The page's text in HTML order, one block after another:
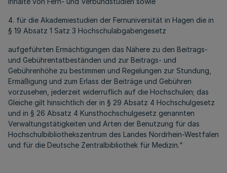
4. für die Akademiestudien der Fernuniversität in Hagen die in
§ 19 Absatz 1 Satz 3 Hochschulabgabengesetz
aufgeführten Ermächtigungen das Nähere zu den Beitrags-
und Gebührentatbeständen und zur Beitrags- und
Gebührenhöhe zu bestimmen und Regelungen zur Stundung,
Ermäßigung und zum Erlass der Beiträge und Gebühren
vorzusehen, jederzeit widerruflich auf die Hochschulen; das
Gleiche gilt hinsichtlich der in § 29 Absatz 4 Hochschulgesetz
und in § 26 Absatz 4 Kunsthochschulgesetz genannten
Verwaltungstätigkeiten und Arten der Benutzung für das
Hochschulbibliothekszentrum des Landes Nordrhein-Westfalen
und für die Deutsche Zentralbibliothek für Medizin.“